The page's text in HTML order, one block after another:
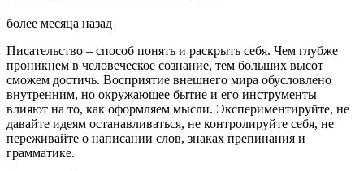
более месяца назад
Писательство – способ понять и раскрыть себя. Чем глубже
проникнем в человеческое сознание, тем больших высот
сможем достичь. Восприятие внешнего мира обусловлено
внутренним, но окружающее бытие и его инструменты
влияют на то, как оформляем мысли. Экспериментируйте, не
давайте идеям останавливаться, не контролируйте себя, не
переживайте о написании слов, знаках препинания и
грамматике.